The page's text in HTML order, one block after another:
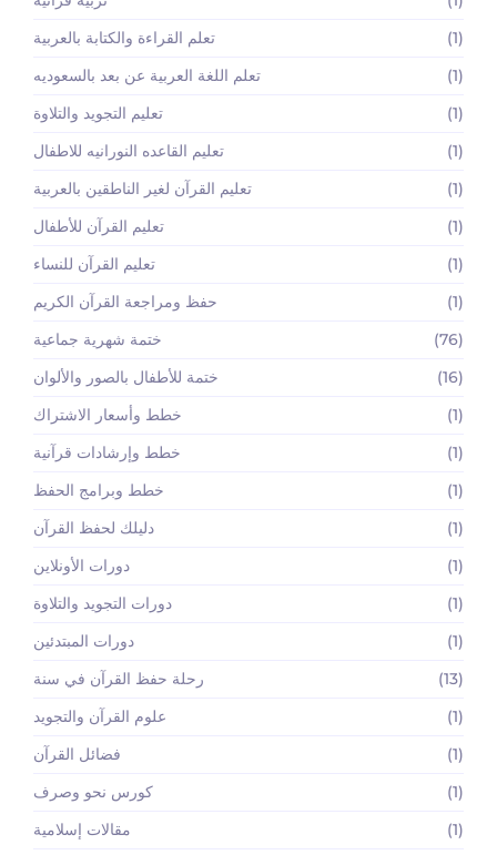
تعلم القراءة والكتابة بالعربية
(1)
تعلم اللغة العربية عن بعد بالسعوديه
(1)
تعليم التجويد والتلاوة
(1)
تعليم القاعده النورانيه للاطفال
(1)
تعليم القرآن لغير الناطقين بالعربية
(1)
تعليم القرآن للأطفال
(1)
تعليم القرآن للنساء
(1)
حفظ ومراجعة القرآن الكريم
(1)
ختمة شهرية جماعية
(76)
ختمة للأطفال بالصور والألوان
(16)
خطط وأسعار الاشتراك
(1)
خطط وإرشادات قرآنية
(1)
خطط وبرامج الحفظ
(1)
دليلك لحفظ القرآن
(1)
دورات الأونلاين
(1)
دورات التجويد والتلاوة
(1)
دورات المبتدئين
(1)
رحلة حفظ القرآن في سنة
(13)
علوم القرآن والتجويد
(1)
فضائل القرآن
(1)
كورس نحو وصرف
(1)
مقالات إسلامية
(1)